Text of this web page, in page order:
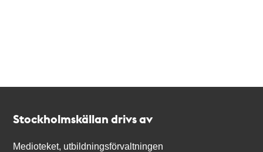
Stockholmskällan drivs av
Medioteket, utbildningsförvaltningen